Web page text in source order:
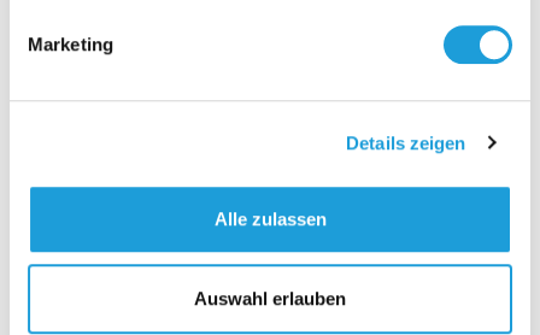
Marketing
Details zeigen
Alle zulassen
Auswahl erlauben
Kontakt